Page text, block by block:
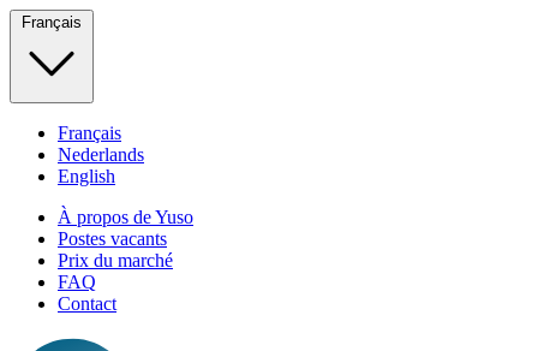
Français
Français
Nederlands
English
À propos de Yuso
Postes vacants
Prix du marché
FAQ
Contact